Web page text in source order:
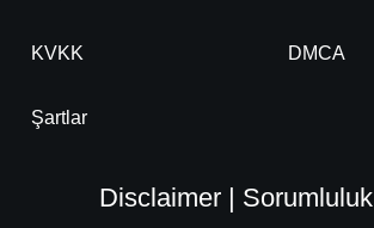
KVKK DMCA
Şartlar
Disclaimer |